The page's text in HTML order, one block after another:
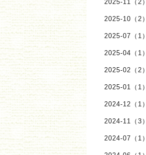
2025-11（2）
2025-10（2）
2025-07（1）
2025-04（1）
2025-02（2）
2025-01（1）
2024-12（1）
2024-11（3）
2024-07（1）